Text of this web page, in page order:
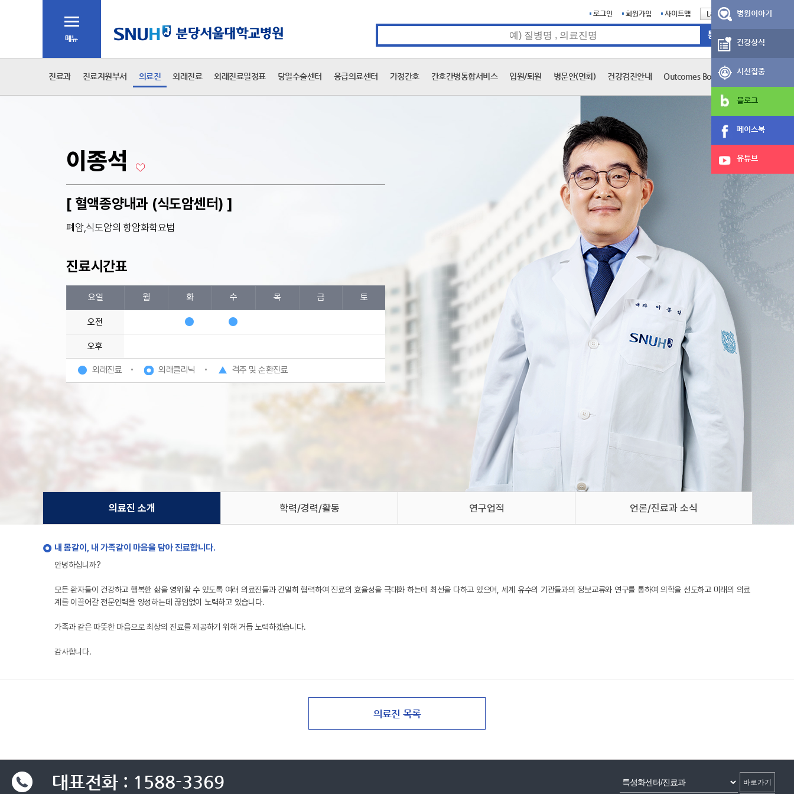
로그인 회원가입 사이트맵
Language
진료과 진료지원부서 의료진 외래진료 외래진료일정표 당일수술센터 응급의료센터 가정간호 간호간병통합서비스 입원/퇴원 병문안(면회) 건강검진안내 Outcomes Book
이종석
[ 혈액종양내과 (식도암센터) ]
폐암,식도암의 항암화학요법
진료시간표
요일 월 화 수 목 금 토
오전
오후
외래진료 외래클리닉 격주 및 순환진료
의료진 소개 학력/경력/활동 연구업적 언론/진료과 소식
내 몸같이, 내 가족같이 마음을 담아 진료합니다.
안녕하십니까?
모든 환자들이 건강하고 행복한 삶을 영위할 수 있도록 여러 의료진들과 긴밀히 협력하여 진료의 효율성을 극대화 하는데 최선을 다하고 있으며, 세계 유수의 기관들과의 정보교류와 연구를 통하여 의학을 선도하고 미래의 의료
계를 이끌어갈 전문인력을 양성하는데 끊임없이 노력하고 있습니다.
가족과 같은 따뜻한 마음으로 최상의 진료를 제공하기 위해 거듭 노력하겠습니다.
감사합니다.
병원이야기
건강상식
시선집중
블로그
페이스북
유튜브
대표전화 : 1588-3369